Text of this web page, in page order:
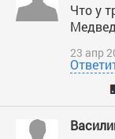
Что у
23 апр